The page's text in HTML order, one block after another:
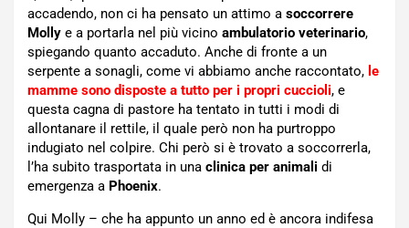
accadendo, non ci ha pensato un attimo a soccorrere
Molly e a portarla nel più vicino ambulatorio veterinario,
spiegando quanto accaduto. Anche di fronte a un
serpente a sonagli, come vi abbiamo anche raccontato, le
mamme sono disposte a tutto per i propri cuccioli, e
questa cagna di pastore ha tentato in tutti i modi di
allontanare il rettile, il quale però non ha purtroppo
indugiato nel colpire. Chi però si è trovato a soccorrerla,
l’ha subito trasportata in una clinica per animali di
emergenza a Phoenix.
Qui Molly – che ha appunto un anno ed è ancora indifesa